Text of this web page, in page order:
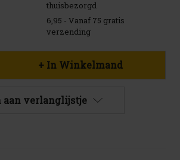
thuisbezorgd
6,95 - Vanaf 75 gratis
verzending
aan verlanglijstje